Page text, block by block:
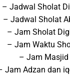
– Jadwal Sholat
– Jadwal Sholat
– Jam Sholat
– Jam Waktu
– Jam Masjid
Jam Adzan dan